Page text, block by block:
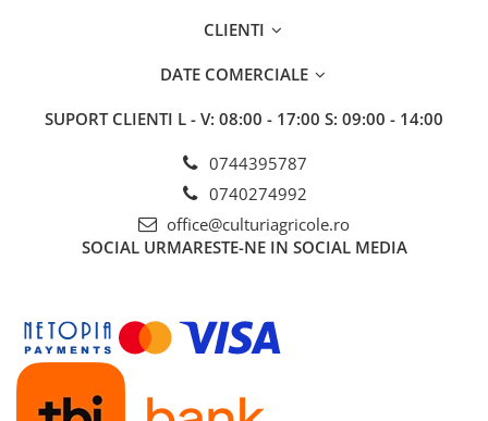
Adjuvanți
Fertilizanți foliari
HASMAȚUCHI
Erbicide
PĂR
Fertilizanți foliari
Fertilizanți foliari
PĂȘUNI
Fertilizanți foliari
CLIENTI
DATE COMERCIALE
SUPORT CLIENTI L - V: 08:00 - 17:00 S: 09:00 - 14:00
0744395787
0740274992
office@culturiagricole.ro
SOCIAL URMARESTE-NE IN SOCIAL MEDIA